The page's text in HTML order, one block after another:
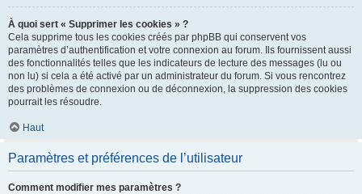
À quoi sert « Supprimer les cookies » ?
Cela supprime tous les cookies créés par phpBB qui conservent vos
paramètres d’authentification et votre connexion au forum. Ils fournissent aussi
des fonctionnalités telles que les indicateurs de lecture des messages (lu ou
non lu) si cela a été activé par un administrateur du forum. Si vous rencontrez
des problèmes de connexion ou de déconnexion, la suppression des cookies
pourrait les résoudre.
Haut
Paramètres et préférences de l’utilisateur
Comment modifier mes paramètres ?